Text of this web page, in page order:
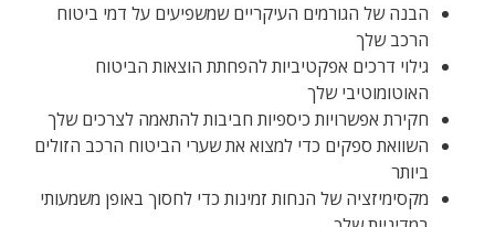
הבנה של הגורמים העיקריים שמשפיעים על דמי ביטוח
הרכב שלך
גילוי דרכים אפקטיביות להפחתת הוצאות הביטוח
האוטומוטיבי שלך
חקירת אפשרויות כיספיות חביבות להתאמה לצרכים שלך
השוואת ספקים כדי למצוא את שערי הביטוח הרכב הזולים
ביותר
מקסימיזציה של הנחות זמינות כדי לחסוך באופן משמעותי